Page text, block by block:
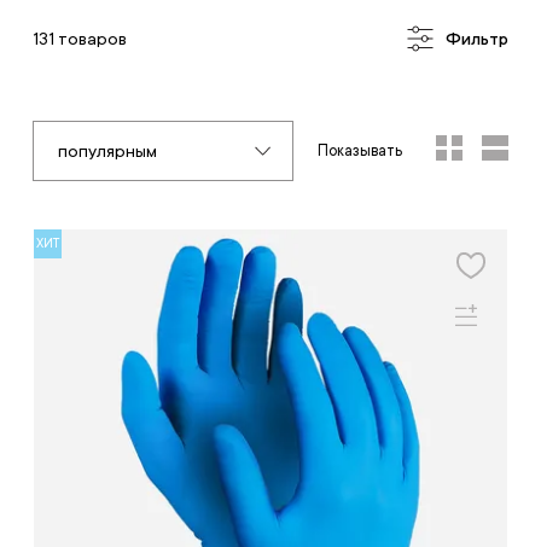
131 товаров Фильтр
популярным Показывать
ХИТ